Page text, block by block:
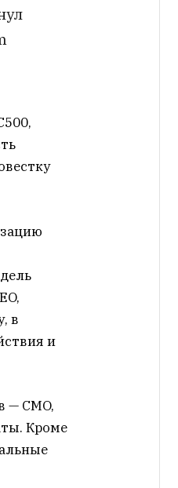
в
и
— CMO,
Кроме